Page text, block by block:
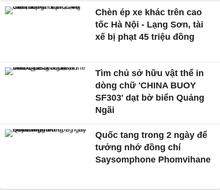
Chèn ép xe khác trên cao
tốc Hà Nội - Lạng Sơn, tài
xế bị phạt 45 triệu đồng
Tìm chủ sở hữu vật thể in
dòng chữ 'CHINA BUOY
SF303' dạt bờ biển Quảng
Ngãi
Quốc tang trong 2 ngày để
tưởng nhớ đồng chí
Saysomphone Phomvihane